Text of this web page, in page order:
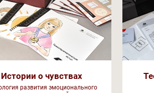
Истории о чувствах
развития эмоционального